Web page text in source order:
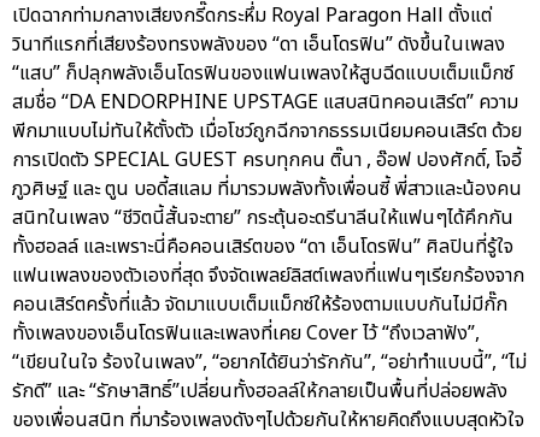
เปิดฉากท่ามกลางเสียงกรี๊ดกระหึ่ม Royal Paragon Hall ตั้งแต่
วินาทีแรกที่เสียงร้องทรงพลังของ “ดา เอ็นโดรฟิน” ดังขึ้นในเพลง
“แสบ” ก็ปลุกพลังเอ็นโดรฟินของแฟนเพลงให้สูบฉีดแบบเต็มแม็กซ์
สมชื่อ “DA ENDORPHINE UPSTAGE แสบสนิทคอนเสิร์ต” ความ
พีกมาแบบไม่ทันให้ตั้งตัว เมื่อโชว์ถูกฉีกจากธรรมเนียมคอนเสิร์ต ด้วย
การเปิดตัว SPECIAL GUEST ครบทุกคน ติ๊นา , อ๊อฟ ปองศักดิ์, โจอี้
ภูวศิษฐ์ และ ตูน บอดี้สแลม ที่มารวมพลังทั้งเพื่อนซี้ พี่สาวและน้องคน
สนิทในเพลง “ชีวิตนี้สั้นจะตาย” กระตุ้นอะดรีนาลีนให้แฟนๆได้คึกกัน
ทั้งฮอลล์ และเพราะนี่คือคอนเสิร์ตของ “ดา เอ็นโดรฟิน” ศิลปินที่รู้ใจ
แฟนเพลงของตัวเองที่สุด จึงจัดเพลย์ลิสต์เพลงที่แฟนๆเรียกร้องจาก
คอนเสิร์ตครั้งที่แล้ว จัดมาแบบเต็มแม็กซ์ให้ร้องตามแบบกันไม่มีกั๊ก
ทั้งเพลงของเอ็นโดรฟินและเพลงที่เคย Cover ไว้ “ถึงเวลาฟัง”,
“เขียนในใจ ร้องในเพลง”, “อยากได้ยินว่ารักกัน”, “อย่าทำแบบนี้”, “ไม่
รักดี” และ “รักษาสิทธิ์”เปลี่ยนทั้งฮอลล์ให้กลายเป็นพื้นที่ปล่อยพลัง
ของเพื่อนสนิท ที่มาร้องเพลงดังๆไปด้วยกันให้หายคิดถึงแบบสุดหัวใจ